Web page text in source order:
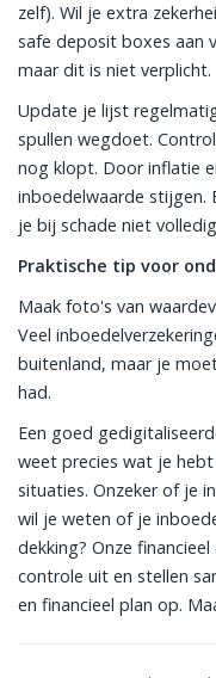
zelf). Wil je extra
safe deposit boxes aan
maar dit is niet verplicht.
Update je lijst
spullen wegdoet.
nog klopt. Door inflatie
inboedelwaarde stijgen.
je bij schade niet
Praktische tip voor
Maak foto's van
Veel
buitenland, maar je
had.
Een goed
weet precies wat je
situaties. Onzeker of je
wil je weten of je
dekking? Onze
controle uit en stellen
en financieel plan op.